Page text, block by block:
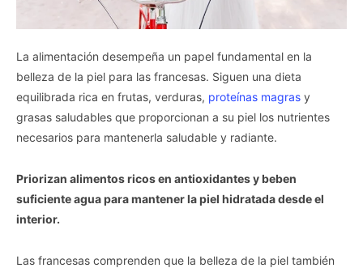
La alimentación desempeña un papel fundamental en la
belleza de la piel para las francesas. Siguen una dieta
equilibrada rica en frutas, verduras, proteínas magras y
grasas saludables que proporcionan a su piel los nutrientes
necesarios para mantenerla saludable y radiante.
Priorizan alimentos ricos en antioxidantes y beben
suficiente agua para mantener la piel hidratada desde el
interior.
Las francesas comprenden que la belleza de la piel también